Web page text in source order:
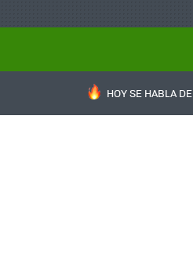
HOY SE HABLA DE